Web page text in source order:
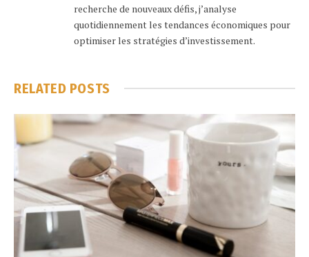
recherche de nouveaux défis, j’analyse
quotidiennement les tendances économiques pour
optimiser les stratégies d’investissement.
RELATED POSTS